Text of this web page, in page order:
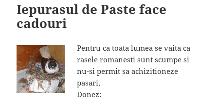
Iepurasul de Paste face
cadouri
Pentru ca toata lumea se vaita ca
rasele romanesti sunt scumpe si
nu-si permit sa achizitioneze
pasari,
Donez: